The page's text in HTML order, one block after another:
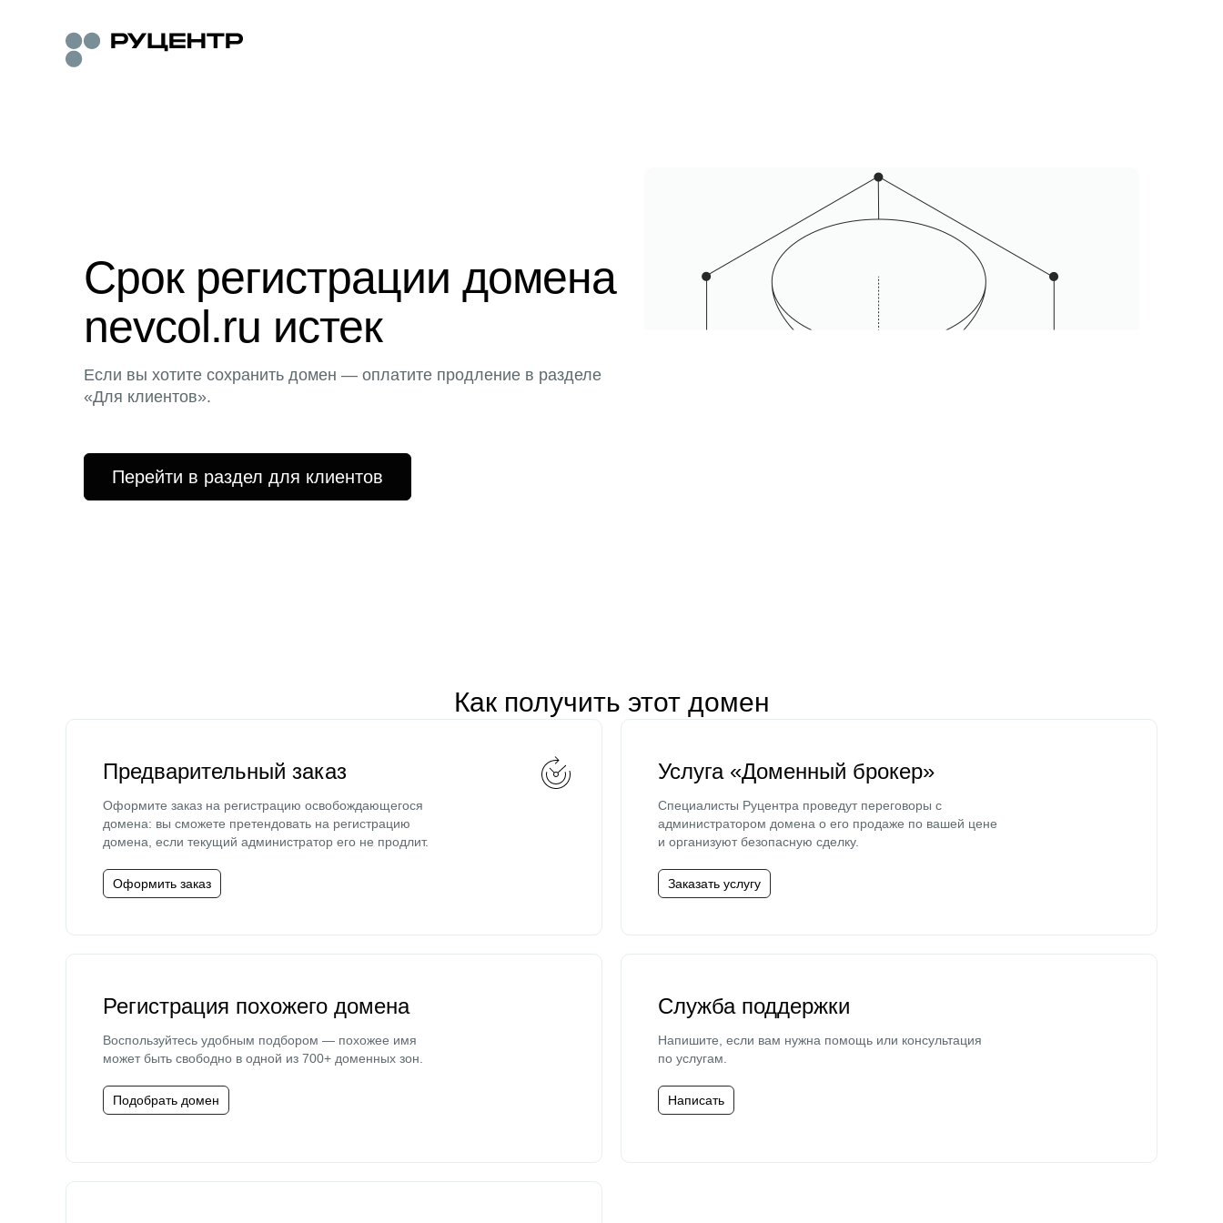
Срок регистрации домена
nevcol.ru истек
Если вы хотите сохранить домен — оплатите продление в разделе
«Для клиентов».
Перейти в раздел для клиентов
Как получить этот домен
Предварительный заказ
Оформите заказ на регистрацию освобождающегося
домена: вы сможете претендовать на регистрацию
домена, если текущий администратор его не продлит.
Оформить заказ
Услуга «Доменный брокер»
Специалисты Руцентра проведут переговоры с
администратором домена о его продаже по вашей цене
и организуют безопасную сделку.
Заказать услугу
Регистрация похожего домена
Воспользуйтесь удобным подбором — похожее имя
может быть свободно в одной из 700+ доменных зон.
Подобрать домен
Служба поддержки
Напишите, если вам нужна помощь или консультация
по услугам.
Написать